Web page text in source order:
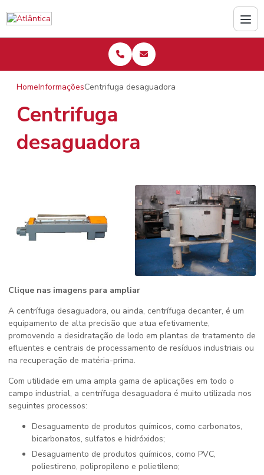
HomeInformaçõesCentrifuga desaguadora
Centrifuga
desaguadora
Clique nas imagens para ampliar
A centrífuga desaguadora, ou ainda, centrífuga decanter, é um
equipamento de alta precisão que atua efetivamente,
promovendo a desidratação de lodo em plantas de tratamento de
efluentes e centrais de processamento de resíduos industriais ou
na recuperação de matéria-prima.
Com utilidade em uma ampla gama de aplicações em todo o
campo industrial, a centrífuga desaguadora é muito utilizada nos
seguintes processos:
desaguamento de produtos químicos, como carbonatos,
bicarbonatos, sulfatos e hidróxidos;
desaguamento de produtos químicos, como PVC,
poliestireno, polipropileno e polietileno;